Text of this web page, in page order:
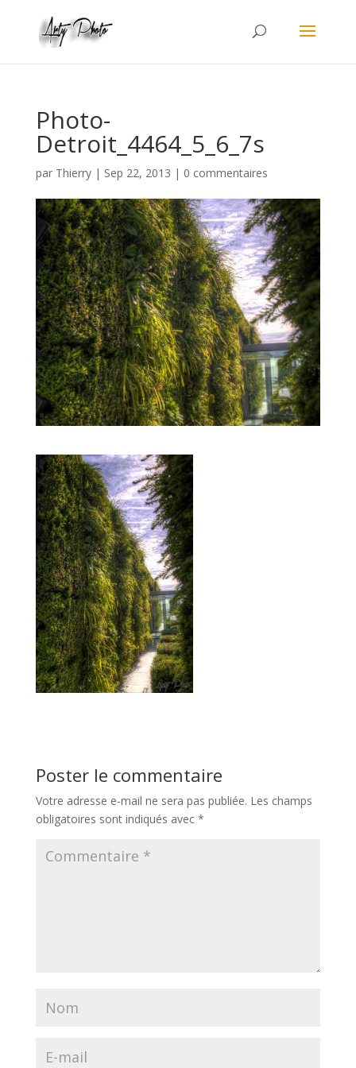
Photo-
Detroit_4464_5_6_7s
par Thierry| Sep 22, 2013 | 0 commentaires
Poster le commentaire
Votre adresse e-mail ne sera pas publiée. Les champs
obligatoires sont indiqués avec *